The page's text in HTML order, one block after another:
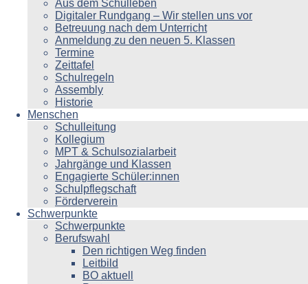
Aus dem Schulleben
Digitaler Rundgang – Wir stellen uns vor
Betreuung nach dem Unterricht
Anmeldung zu den neuen 5. Klassen
Termine
Zeittafel
Schulregeln
Assembly
Historie
Menschen
Schulleitung
Kollegium
MPT & Schulsozialarbeit
Jahrgänge und Klassen
Engagierte Schüler:innen
Schulpflegschaft
Förderverein
Schwerpunkte
Schwerpunkte
Berufswahl
Den richtigen Weg finden
Leitbild
BO aktuell